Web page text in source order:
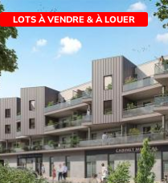
LOTS À VENDRE & À LOUER